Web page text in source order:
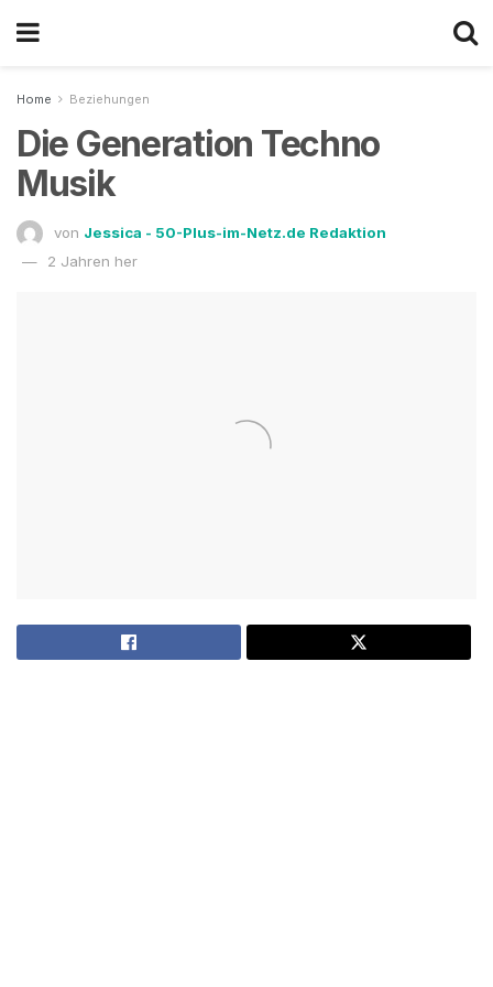
Home Beziehungen
Die Generation Techno
Musik
von Jessica - 50-Plus-im-Netz.de Redaktion
2 Jahren her